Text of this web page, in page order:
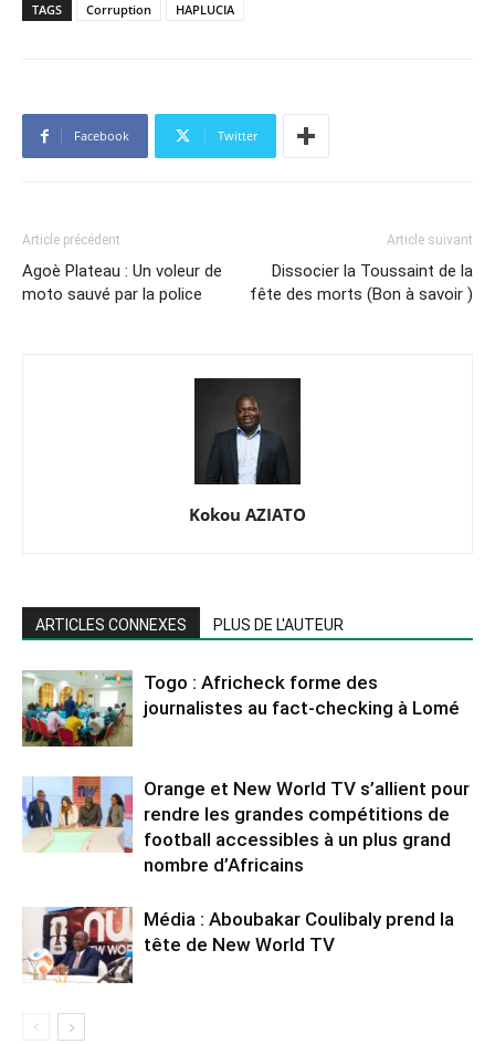
TAGS Corruption HAPLUCIA
Facebook Twitter
Article précédent
Agoè Plateau : Un voleur de
moto sauvé par la police
Article suivant
Dissocier la Toussaint de la
fête des morts (Bon à savoir )
Kokou AZIATO
ARTICLES CONNEXES PLUS DE L'AUTEUR
Togo : Africheck forme des
journalistes au fact-checking à Lomé
Orange et New World TV s’allient pour
rendre les grandes compétitions de
football accessibles à un plus grand
nombre d’Africains
Média : Aboubakar Coulibaly prend la
tête de New World TV